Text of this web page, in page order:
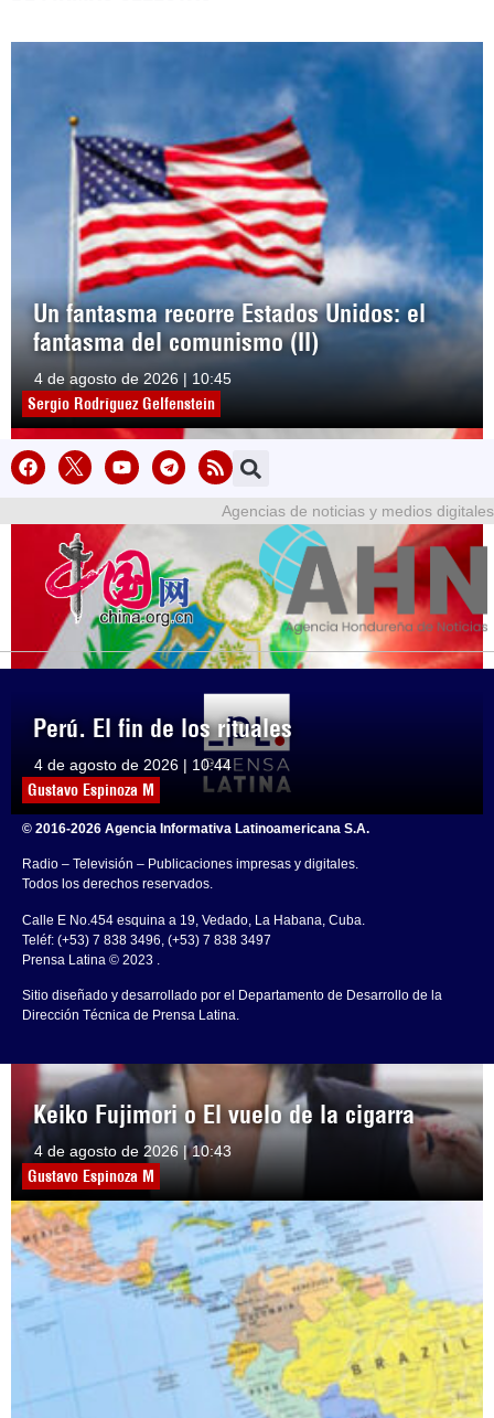
Un fantasma recorre Estados Unidos: el
fantasma del comunismo (II)
4 de agosto de 2026 | 10:45
Sergio Rodríguez Gelfenstein
Perú. El fin de los rituales
4 de agosto de 2026 | 10:44
Gustavo Espinoza M
Keiko Fujimori o El vuelo de la cigarra
4 de agosto de 2026 | 10:43
Gustavo Espinoza M
Agencias de noticias y medios digitales
© 2016-2026 Agencia Informativa Latinoamericana S.A.
Radio – Televisión – Publicaciones impresas y digitales.
Todos los derechos reservados.
Calle E No.454 esquina a 19, Vedado, La Habana, Cuba.
Teléf: (+53) 7 838 3496, (+53) 7 838 3497
Prensa Latina © 2023 .
Sitio diseñado y desarrollado por el Departamento de Desarrollo de la
Dirección Técnica de Prensa Latina.